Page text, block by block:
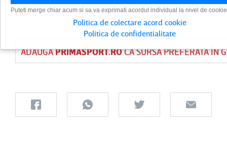
LIGA II PUBLICAT DEDAIAN CUTUPE 15 AUG 2024
ADAUGĂPRIMASPORT.ROCA SURSĂ PREFERATĂ ÎN
Puteti merge chiar acum si sa va exprimati acordul individual la nivel de
Politica de colectare acord cookie
Politica de confidentialitate